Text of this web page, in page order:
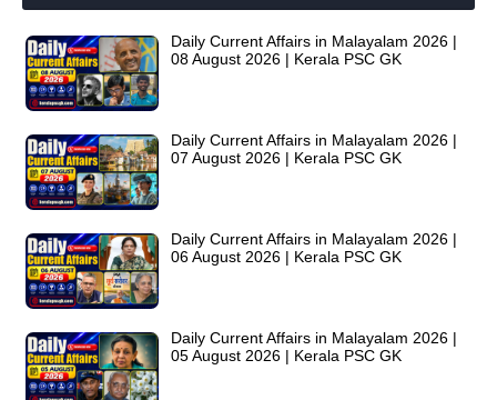
Daily Current Affairs in Malayalam 2026 |
08 August 2026 | Kerala PSC GK
Daily Current Affairs in Malayalam 2026 |
07 August 2026 | Kerala PSC GK
Daily Current Affairs in Malayalam 2026 |
06 August 2026 | Kerala PSC GK
Daily Current Affairs in Malayalam 2026 |
05 August 2026 | Kerala PSC GK